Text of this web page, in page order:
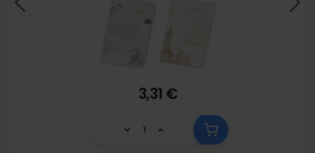
3,31 €